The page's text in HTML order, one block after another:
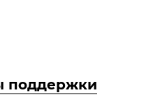
поддержки